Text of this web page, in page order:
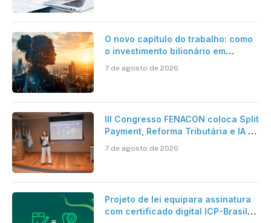
O novo capítulo do trabalho: como
o investimento bilionário em
verdadeira era da inteligência
7 de agosto de 2026
III Congresso FENACON coloca Split
Payment, Reforma Tributária e IA no
7 de agosto de 2026
Projeto de lei equipara assinatura
com certificado digital ICP-Brasil